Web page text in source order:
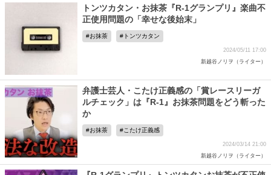
トンツカタン・お抹茶『R-1グランプリ』楽曲不
正使用問題の「幸せな後始末」
お抹茶 トンツカタン
2024/05/11 17:00
新越谷ノリヲ（ライター）
弁護士芸人・こたけ正義感の「賞レースリーガ
ルチェック」は『R-1』お抹茶問題をどう斬った
か
お抹茶 こたけ正義感
2024/03/14 21:00
新越谷ノリヲ（ライター）